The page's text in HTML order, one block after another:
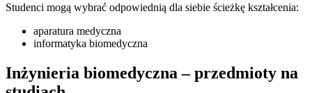
Studenci mogą wybrać odpowiednią dla siebie ścieżkę kształcenia:
aparatura medyczna
informatyka biomedyczna
Inżynieria biomedyczna – przedmioty na